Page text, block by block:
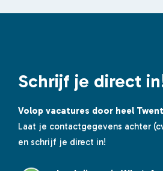
Schrijf je direct
Volop vacatures door heel
Laat je contactgegevens achter
en schrijf je direct in!